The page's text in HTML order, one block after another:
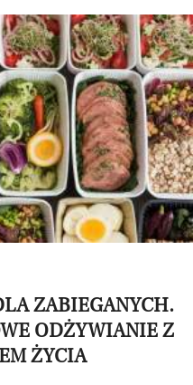
ZABIEGANYCH.
ODŻYWIANIE Z
ŻYCIA